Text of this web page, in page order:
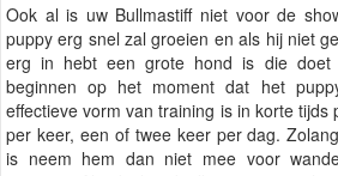
Ook al is uw Bullmastiff niet voor de
puppy erg snel zal groeien en als hij niet
erg in hebt een grote hond is die doet
beginnen op het moment dat het
effectieve vorm van training is in korte tijds
per keer, een of twee keer per dag.
is neem hem dan niet mee voor